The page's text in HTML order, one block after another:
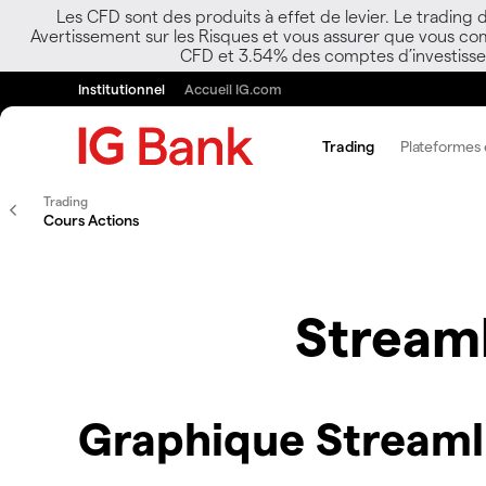
Les CFD sont des produits à effet de levier. Le
Avertissement sur les Risques et vous assurer que vous
CFD et 3.54% des comptes
Institutionnel Accueil IG.com
Trading Plateformes
Trading
Cours Actions
Graphique